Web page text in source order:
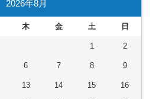
2026年8月
木 金 土 日
1 2
6 7 8 9
13 14 15 16